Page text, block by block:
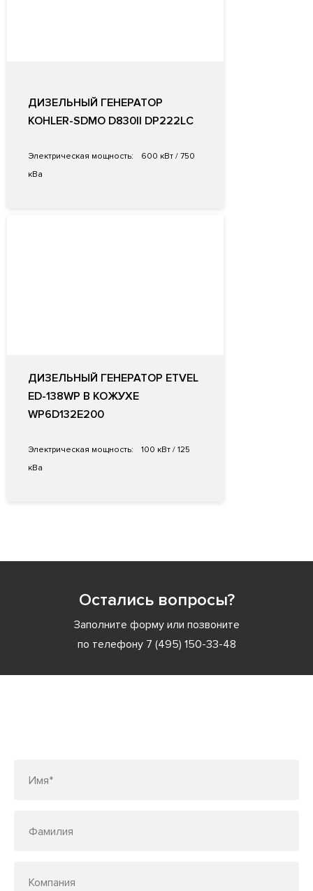
ДИЗЕЛЬНЫЙ ГЕНЕРАТОР
KOHLER-SDMO D830II DP222LC
Электрическая мощность:
600 кВт / 750
кВа
ДИЗЕЛЬНЫЙ ГЕНЕРАТОР ETVEL
ED-138WP В КОЖУХЕ
WP6D132E200
Электрическая мощность:
100 кВт / 125
кВа
Остались вопросы?
Заполните форму или позвоните
по телефону 7 (495) 150-33-48
Имя*
Фамилия
Компания